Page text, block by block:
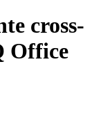
cross-
Office